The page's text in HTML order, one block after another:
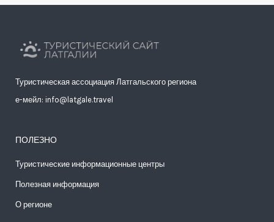
Туристическая ассоциация Латгальского региона
е-мейл: info@latgale.travel
ПОЛЕЗНО
Туристические информационные центры
Полезная информация
О регионе